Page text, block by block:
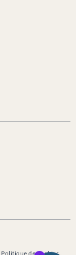
Politique de cookies